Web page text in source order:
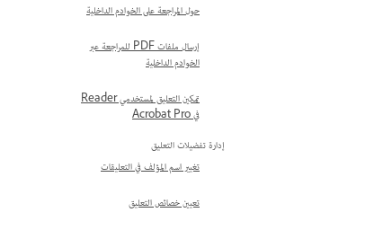
حول المراجعة على الخوادم الداخلية
إرسال ملفات PDF للمراجعة عبر
الخوادم الداخلية
تمكين التعليق لمستخدمي Reader
في Acrobat Pro
إدارة تفضيلات التعليق
تغيير اسم المؤلف في التعليقات
تعيين خصائص التعليق